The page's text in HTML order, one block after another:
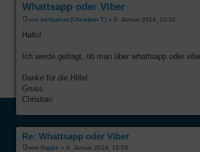
Whattsapp oder Viber
von partypirat (Christian T.) » 6. Januar 2014, 15:32
Hallo!
Ich werde gefragt, ob man über whattsapp oder
Danke für die Hilfe!
Gruss
Christian
Re: Whattsapp oder Viber
von Siggie » 6. Januar 2014, 15:53